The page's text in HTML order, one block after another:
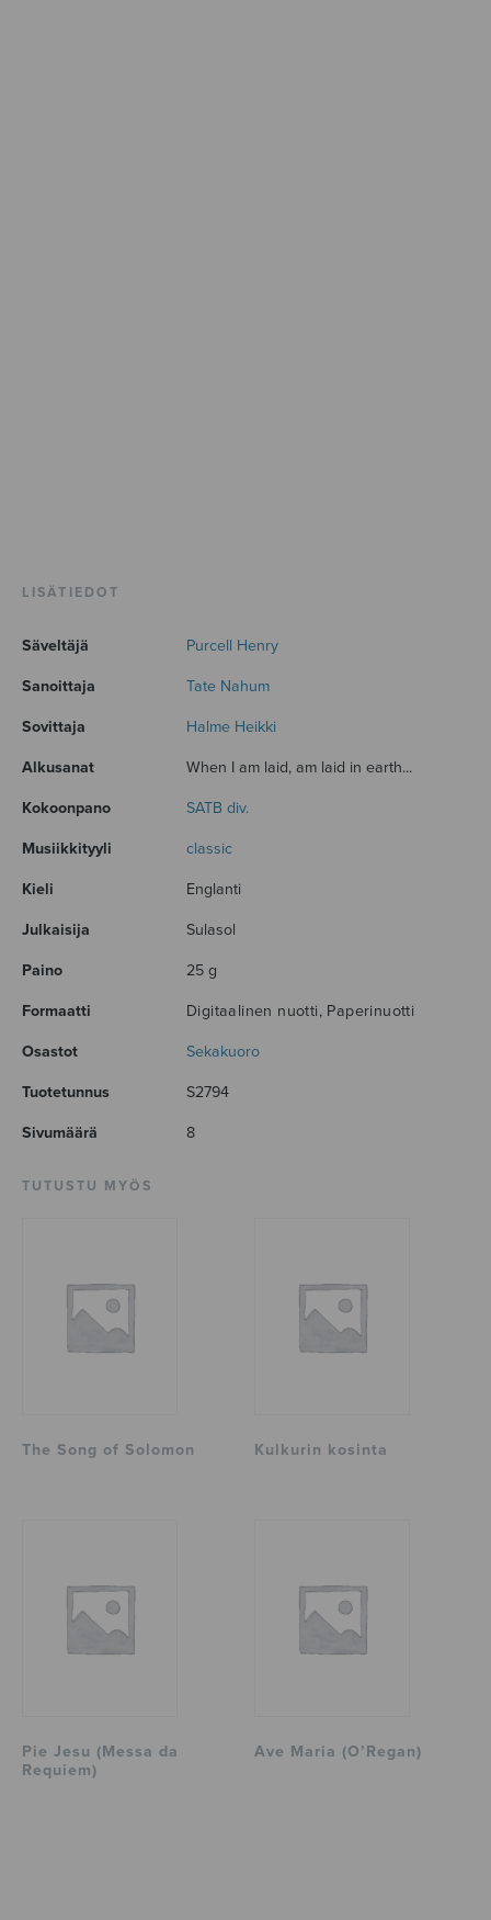
LISÄTIEDOT
Säveltäjä Purcell Henry
Sanoittaja Tate Nahum
Sovittaja Halme Heikki
Alkusanat When I am laid, am laid in earth...
Kokoonpano SATB div.
Musiikkityyli classic
Kieli Englanti
Julkaisija Sulasol
Paino 25 g
Formaatti Digitaalinen nuotti, Paperinuotti
Osastot Sekakuoro
Tuotetunnus S2794
Sivumäärä 8
TUTUSTU MYÖS
The Song of Solomon Kulkurin kosinta
Pie Jesu (Messa da
Requiem)
Ave Maria (O’Regan)